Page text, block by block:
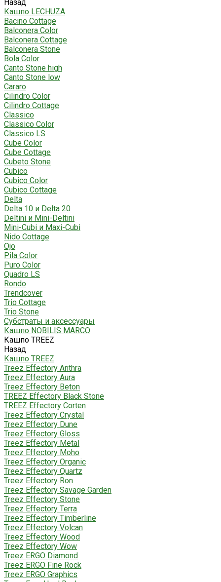
Назад
Кашпо LECHUZA
Bacino Cottage
Balconera Color
Balconera Cottage
Balconera Stone
Bola Color
Canto Stone high
Canto Stone low
Cararo
Cilindro Color
Cilindro Cottage
Classico
Classico Color
Classico LS
Cube Color
Cube Cottage
Cubeto Stone
Cubico
Cubico Color
Cubico Cottage
Delta
Delta 10 и Delta 20
Deltini и Mini-Deltini
Mini-Cubi и Maxi-Cubi
Nido Cottage
Ojo
Pila Color
Puro Color
Quadro LS
Rondo
Trendcover
Trio Cottage
Trio Stone
Субстраты и аксессуары
Кашпо NOBILIS MARCO
Кашпо TREEZ
Назад
Кашпо TREEZ
Treez Effectory Anthra
Treez Effectory Aura
Treez Effectory Beton
TREEZ Effectory Black Stone
TREEZ Effectory Corten
Treez Effectory Crystal
Treez Effectory Dune
Treez Effectory Gloss
Treez Effectory Metal
Treez Effectory Moho
Treez Effectory Organic
Treez Effectory Quartz
Treez Effectory Ron
Treez Effectory Savage Garden
Treez Effectory Stone
Treez Effectory Terra
Treez Effectory Timberline
Treez Effectory Volcan
Treez Effectory Wood
Treez Effectory Wow
Treez ERGO Diamond
Treez ERGO Fine Rock
Treez ERGO Graphics